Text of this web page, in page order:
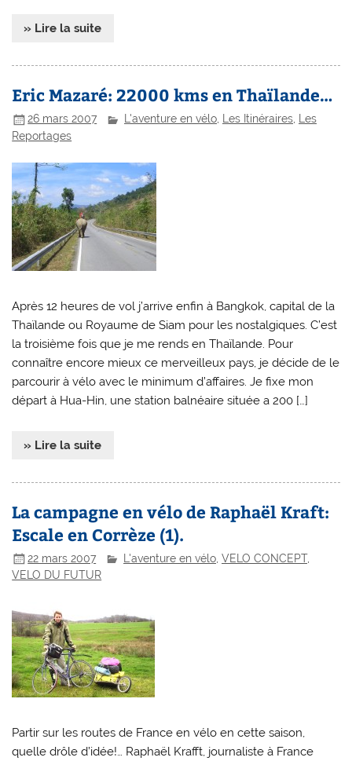
» Lire la suite
Eric Mazaré: 22000 kms en Thaïlande…
26 mars 2007 L'aventure en vélo Les Itinéraires
Les
Reportages
Après 12 heures de vol j’arrive enfin à Bangkok, capital de la
Thaïlande ou Royaume de Siam pour les nostalgiques. C’est
la troisième fois que je me rends en Thaïlande. Pour
connaître encore mieux ce merveilleux pays, je décide de le
parcourir à vélo avec le minimum d’affaires. Je fixe mon
départ à Hua-Hin, une station balnéaire située a 200 […]
» Lire la suite
La campagne en vélo de Raphaël Kraft:
Escale en Corrèze (1).
22 mars 2007 L'aventure en vélo ,VELO CONCEPT,
VELO DU FUTUR
Partir sur les routes de France en vélo en cette saison,
quelle drôle d’idée!… Raphaël Krafft, journaliste à France